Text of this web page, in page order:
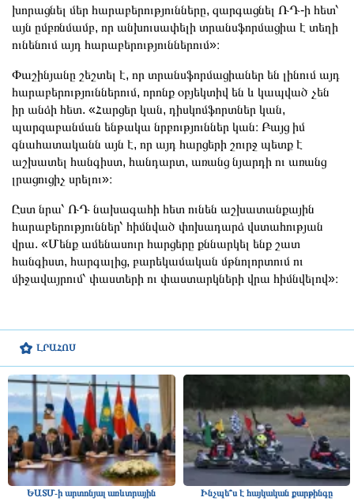
ԼՐԱՀՈՍ
ԵԱՏՄ-ի արտոնյալ առևտրային
Ինչպե՞ս է հայկական քարթինգը
խորացնել մեր հարաբերությունները, զարգացնել ՌԴ-ի հետ՝
այն ըմբռնմամբ, որ անխուսափելի տրանսֆորմացիա է տեղի
ունենում այդ հարաբերություններում»։
Փաշինյանը շեշտել է, որ տրանսֆորմացիաներ են լինում այդ
հարաբերություններում, որոնք օբյեկտիվ են և կապված չեն
իր անձի հետ. «Հարցեր կան, դիսկոմֆորտներ կան,
պարզաբանման ենթակա նրբություններ կան։ Բայց իմ
գնահատականն այն է, որ այդ հարցերի շուրջ պետք է
աշխատել հանգիստ, հանդարտ, առանց նյարդի ու առանց
լրացուցիչ սրելու»։
Ըստ նրա՝ ՌԴ նախագահի հետ ունեն աշխատանքային
հարաբերություններ՝ հիմնված փոխադարձ վստահության
վրա. «Մենք ամենասուր հարցերը քննարկել ենք շատ
հանգիստ, հարգալից, բարեկամական մթնոլորտում ու
միջավայրում՝ փաստերի ու փաստարկների վրա հիմնվելով»։